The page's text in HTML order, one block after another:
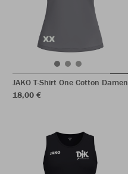
JAKO T-Shirt One Cotton Damen
18,00 €